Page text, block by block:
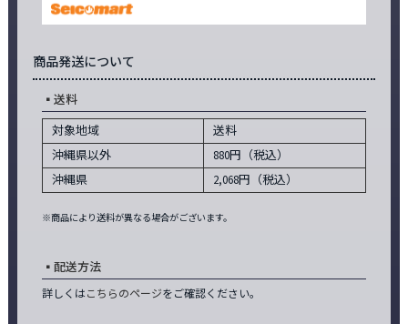
商品発送について
送料
対象地域
送料
沖縄県以外
880円（税込）
沖縄県
2,068円（税込）
※商品により送料が異なる場合がございます。
配送方法
詳しくはこちらのページをご確認ください。